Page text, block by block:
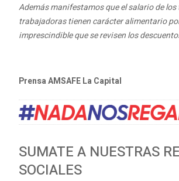
Además manifestamos que el salario de
trabajadoras tienen carácter alimentario
imprescindible que se revisen los
Prensa AMSAFE La Capital
SUMATE A NUESTRAS
SOCIALES